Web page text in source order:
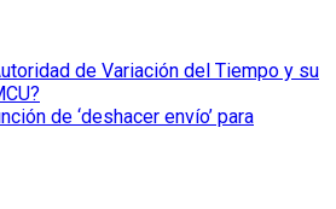
de Variación del Tiempo y su
de ‘deshacer envío’ para